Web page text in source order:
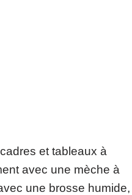
et tableaux à
avec une mèche à
une brosse humide,